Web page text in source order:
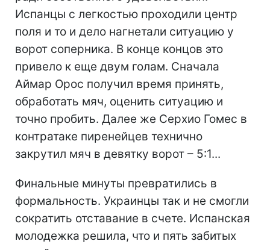
Испанцы с легкостью проходили центр
поля и то и дело нагнетали ситуацию у
ворот соперника. В конце концов это
привело к еще двум голам. Сначала
Аймар Орос получил время принять,
обработать мяч, оценить ситуацию и
точно пробить. Далее же Серхио Гомес в
контратаке пиренейцев технично
закрутил мяч в девятку ворот – 5:1...
Финальные минуты превратились в
формальность. Украинцы так и не смогли
сократить отставание в счете. Испанская
молодежка решила, что и пять забитых